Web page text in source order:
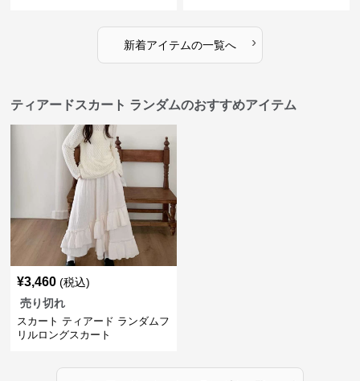
新着アイテムの一覧へ ›
ティアードスカート ランダムのおすすめアイテム
¥3,460 (税込)
売り切れ
スカート ティアード ランダムフ
リルロングスカート